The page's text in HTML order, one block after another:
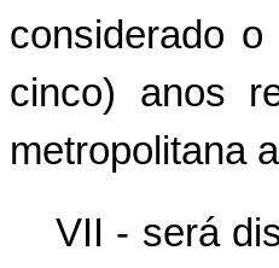
considerado
cinco) anos
metropolitana
VII - será